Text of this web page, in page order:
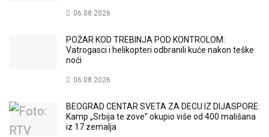
06.08.2026
POŽAR KOD TREBINJA POD KONTROLOM:
Vatrogasci i helikopteri odbranili kuće nakon teške
noći
06.08.2026
BEOGRAD CENTAR SVETA ZA DECU IZ DIJASPORE:
Kamp „Srbija te zove” okupio više od 400 mališana
iz 17 zemalja